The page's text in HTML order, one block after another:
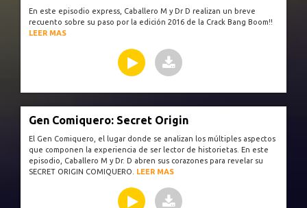
En este episodio express, Caballero M y Dr D realizan un breve
recuento sobre su paso por la edición 2016 de la Crack Bang Boom!!
LEER MAS
Gen Comiquero: Secret Origin
El Gen Comiquero, el lugar donde se analizan los múltiples aspectos
que componen la experiencia de ser lector de historietas. En este
episodio, Caballero M y Dr. D abren sus corazones para revelar su
SECRET ORIGIN COMIQUERO.
LEER MAS